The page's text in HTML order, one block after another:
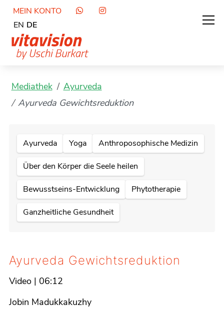
MEIN KONTO
EN DE
Mediathek
Ayurveda
Ayurveda Gewichtsreduktion
Ayurveda Yoga Anthroposophische Medizin
Über den Körper die Seele heilen
Bewusstseins-Entwicklung Phytotherapie
Ganzheitliche Gesundheit
Ayurveda Gewichtsreduktion
Video | 06:12
Details
Jobin Madukkakuzhy